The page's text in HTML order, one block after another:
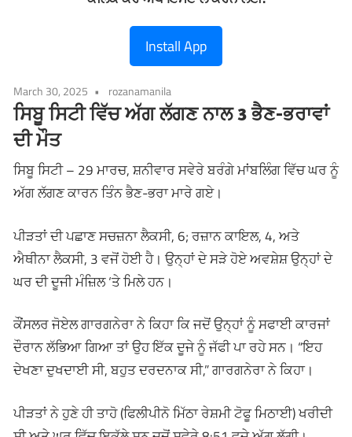
Install App
March 30, 2025 rozanamanila
ਸਿਬੂ ਸਿਟੀ ਵਿੱਚ ਅੱਗ ਲੱਗਣ ਨਾਲ 3 ਭੈਣ-ਭਰਾਵਾਂ
ਦੀ ਮੌਤ
ਸਿਬੂ ਸਿਟੀ – 29 ਮਾਰਚ, ਸ਼ਨੀਵਾਰ ਸਵੇਰੇ ਬਰੰਗੇ ਮਾਂਬਲਿੰਗ ਵਿੱਚ ਘਰ ਨੂੰ
ਅੱਗ ਲੱਗਣ ਕਾਰਨ ਤਿੰਨ ਭੈਣ-ਭਰਾ ਮਾਰੇ ਗਏ।
ਪੀੜਤਾਂ ਦੀ ਪਛਾਣ ਸਚਜ਼ਨਾ ਲੈਕਸੀ, 6; ਰਜ਼ਾਨ ਕਾਇਲ, 4, ਅਤੇ
ਐਥੀਨਾ ਲੈਕਸੀ, 3 ਵਜੋਂ ਹੋਈ ਹੈ। ਉਨ੍ਹਾਂ ਦੇ ਸੜੇ ਹੋਏ ਅਵਸ਼ੇਸ਼ ਉਨ੍ਹਾਂ ਦੇ
ਘਰ ਦੀ ਦੂਜੀ ਮੰਜ਼ਿਲ ‘ਤੇ ਮਿਲੇ ਹਨ।
ਕੌਂਸਲਰ ਜੋਏਲ ਗਾਰਗਨੇਰਾ ਨੇ ਕਿਹਾ ਕਿ ਜਦੋਂ ਉਨ੍ਹਾਂ ਨੂੰ ਸਫਾਈ ਕਾਰਜਾਂ
ਦੌਰਾਨ ਲੱਭਿਆ ਗਿਆ ਤਾਂ ਉਹ ਇੱਕ ਦੂਜੇ ਨੂੰ ਜੱਫੀ ਪਾ ਰਹੇ ਸਨ। “ਇਹ
ਦੇਖਣਾ ਦੁਖਦਾਈ ਸੀ, ਬਹੁਤ ਦਰਦਨਾਕ ਸੀ,” ਗਾਰਗਨੇਰਾ ਨੇ ਕਿਹਾ।
ਪੀੜਤਾਂ ਨੇ ਹੁਣੇ ਹੀ ਤਾਹੋ (ਫਿਲੀਪੀਨੋ ਮਿੱਠਾ ਰੇਸ਼ਮੀ ਟੋਫੂ ਮਿਠਾਈ) ਖਰੀਦੀ